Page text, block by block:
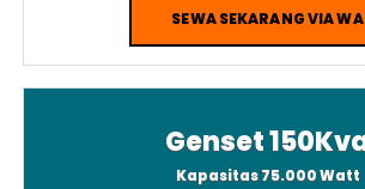
SEWA SEKARANG VIA WA
Genset 150Kva